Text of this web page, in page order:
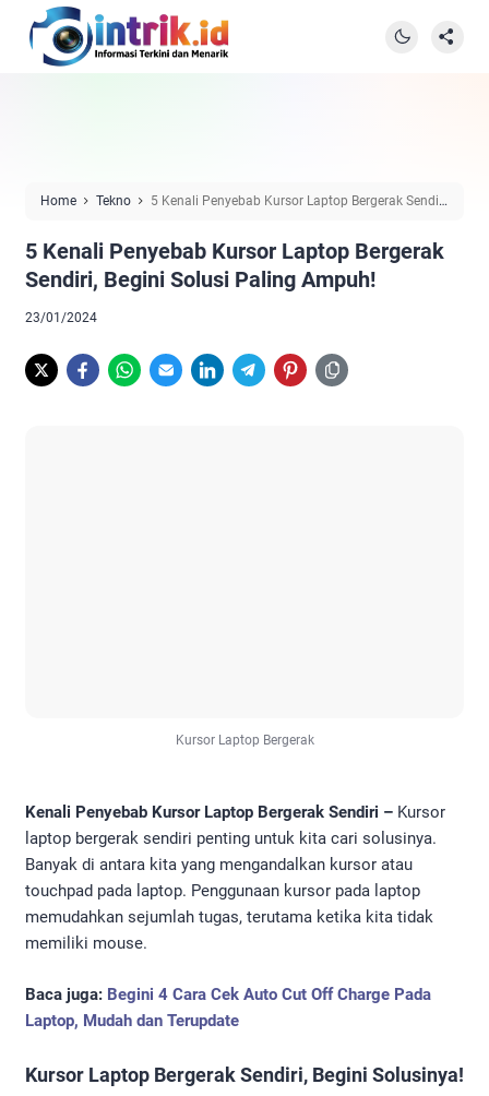
Home Tekno
5 Kenali Penyebab Kursor Laptop Bergerak Sendiri,
5 Kenali Penyebab Kursor Laptop Bergerak
Sendiri, Begini Solusi Paling Ampuh!
23/01/2024
Kursor Laptop Bergerak
Kenali Penyebab Kursor Laptop Bergerak Sendiri – Kursor
laptop bergerak sendiri penting untuk kita cari solusinya.
Banyak di antara kita yang mengandalkan kursor atau
touchpad pada laptop. Penggunaan kursor pada laptop
memudahkan sejumlah tugas, terutama ketika kita tidak
memiliki mouse.
Baca juga: Begini 4 Cara Cek Auto Cut Off Charge Pada
Laptop, Mudah dan Terupdate
Kursor Laptop Bergerak Sendiri, Begini Solusinya!